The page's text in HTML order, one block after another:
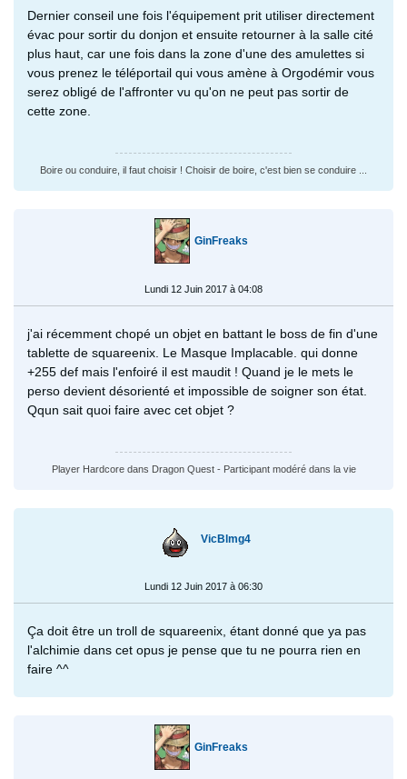
Dernier conseil une fois l'équipement prit utiliser directement
évac pour sortir du donjon et ensuite retourner à la salle cité
plus haut, car une fois dans la zone d'une des amulettes si
vous prenez le téléportail qui vous amène à Orgodémir vous
serez obligé de l'affronter vu qu'on ne peut pas sortir de
cette zone.
Boire ou conduire, il faut choisir ! Choisir de boire, c'est bien se conduire ...
GinFreaks
Lundi 12 Juin 2017 à 04:08
j'ai récemment chopé un objet en battant le boss de fin d'une
tablette de squareenix. Le Masque Implacable. qui donne
+255 def mais l'enfoiré il est maudit ! Quand je le mets le
perso devient désorienté et impossible de soigner son état.
Qqun sait quoi faire avec cet objet ?
Player Hardcore dans Dragon Quest - Participant modéré dans la vie
VicBlmg4
Lundi 12 Juin 2017 à 06:30
Ça doit être un troll de squareenix, étant donné que ya pas
l'alchimie dans cet opus je pense que tu ne pourra rien en
faire ^^
GinFreaks